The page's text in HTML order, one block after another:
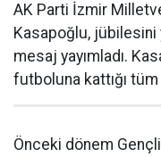
AK Parti İzmir
Kasapoğlu,
mesaj yayımladı.
futboluna kattığı
Önceki dönem